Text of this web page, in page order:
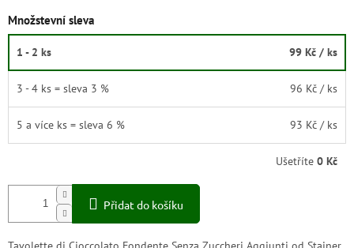
Množstevní sleva
1 - 2 ks 99 Kč / ks
3 - 4 ks = sleva 3 % 96 Kč / ks
5 a více ks = sleva 6 % 93 Kč / ks
Ušetříte 0 Kč
Přidat do košíku